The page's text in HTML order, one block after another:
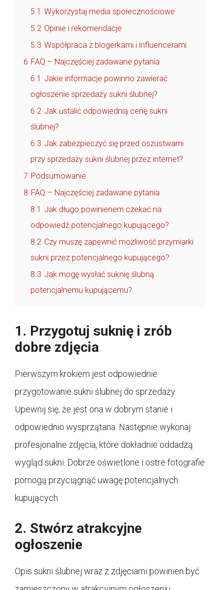
5.1 Wykorzystaj media społecznościowe
5.2 Opinie i rekomendacje
5.3 Współpraca z blogerkami i influencerami
6 FAQ – Najczęściej zadawane pytania
6.1 Jakie informacje powinno zawierać
ogłoszenie sprzedaży sukni ślubnej?
6.2 Jak ustalić odpowiednią cenę sukni
ślubnej?
6.3 Jak zabezpieczyć się przed oszustwami
przy sprzedaży sukni ślubnej przez internet?
7 Podsumowanie
8 FAQ – Najczęściej zadawane pytania
8.1 Jak długo powinienem czekać na
odpowiedź potencjalnego kupującego?
8.2 Czy muszę zapewnić możliwość przymiarki
sukni przez potencjalnego kupującego?
8.3 Jak mogę wysłać suknię ślubną
potencjalnemu kupującemu?
1. Przygotuj suknię i zrób
dobre zdjęcia
Pierwszym krokiem jest odpowiednie
przygotowanie sukni ślubnej do sprzedaży.
Upewnij się, że jest ona w dobrym stanie i
odpowiednio wysprzątana. Następnie wykonaj
profesjonalne zdjęcia, które dokładnie oddadzą
wygląd sukni. Dobrze oświetlone i ostre fotografie
pomogą przyciągnąć uwagę potencjalnych
kupujących.
2. Stwórz atrakcyjne
ogłoszenie
Opis sukni ślubnej wraz z zdjęciami powinien być